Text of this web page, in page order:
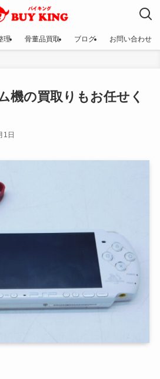
理 骨董品買取 ブログ お問い合わせ
機の買取りもお任せく
1日